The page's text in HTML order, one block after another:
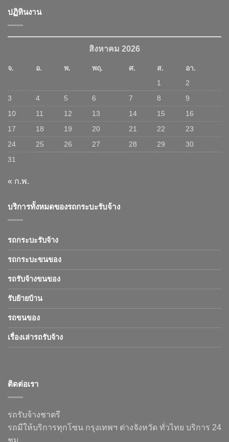
ปฏิทินงาน
สิงหาคม 2026
จ. อ. พ. พฤ. ศ. ส.
อา.
1
2
3
4 5 6 7 8
9
10
11 12 13 14 15
16
17
18 19 20 21 22
23
24
25 26 27 28 29
30
31
« ก.พ.
บริการทั้งหมดของรถกระบะรับจ้าง
รถกระบะรับจ้าง
รถกระบะขนของ
รถรับจ้างขนของ
รับย้ายบ้าน
รถขนของ
เรื่องเล่ารถรับจ้าง
ติดต่อเรา
รถรับจ้างชาตรี
รถมีให้บริการทุกโซน กรุงเทพฯ ต่างจังหวัด ทั่วไทย บริการ 24